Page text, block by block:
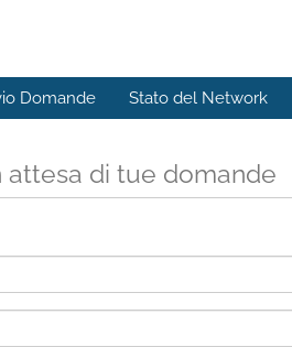
Domande Stato del Network
attesa di tue domande